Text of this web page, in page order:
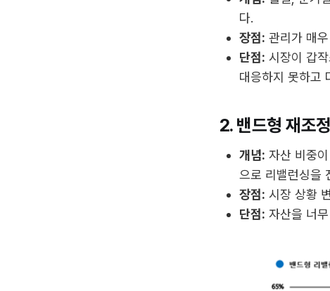
다.
장점: 관리가 매
단점: 시장이 갑
대응하지 못하고
2. 밴드형 재
개념: 자산 비중
으로 리밸런싱을
장점: 시장 상황
단점: 자산을 너